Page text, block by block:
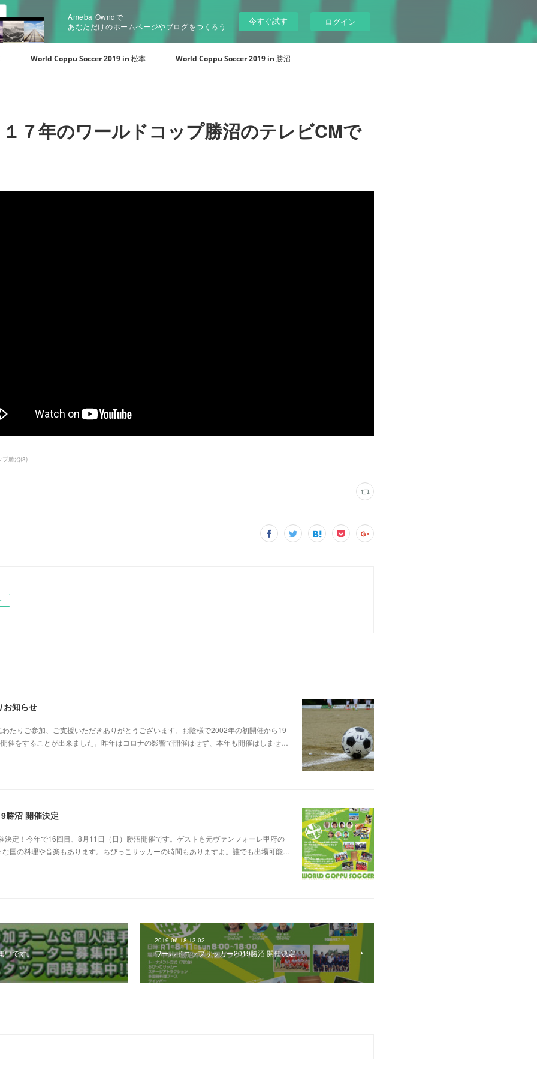
Ameba Owndで
あなただけのホームページやブログをつくろう
今すぐ試す ログイン
World Coppu Soccer 2019 in 松本 World Coppu Soccer 2019 in 勝沼
１７年のワールドコップ勝沼のテレビCMで
プ勝沼(3)
お知らせ
たりご参加、ご支援いただきありがとうございます。お陰様で2002年の初開催から19
催をすることが出来ました。昨年はコロナの影響で開催はせず、本年も開催はしませ…
勝沼 開催決定
決定！今年で16回目、8月11日（日）勝沼開催です。ゲストも元ヴァンフォーレ甲府の
国の料理や音楽もあります。ちびっこサッカーの時間もありますよ。誰でも出場可能…
中です。
2019.06.18 13:02
ワールドコップサッカー2019勝沼 開催決定